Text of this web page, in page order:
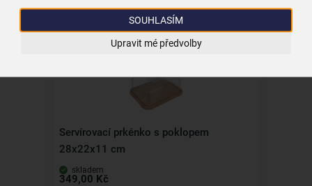
SOUHLASÍM
Upravit mé předvolby
Vložit do košíku
Servírovací prkénko s poklopem
28x22x11 cm
skladem
349,00 Kč